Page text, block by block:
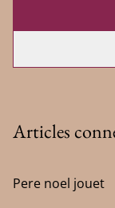
Articles
Pere noel jouet